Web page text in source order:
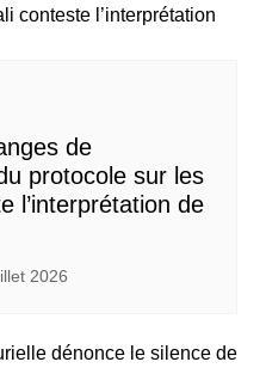
de
protocole sur les
l’interprétation de
2026